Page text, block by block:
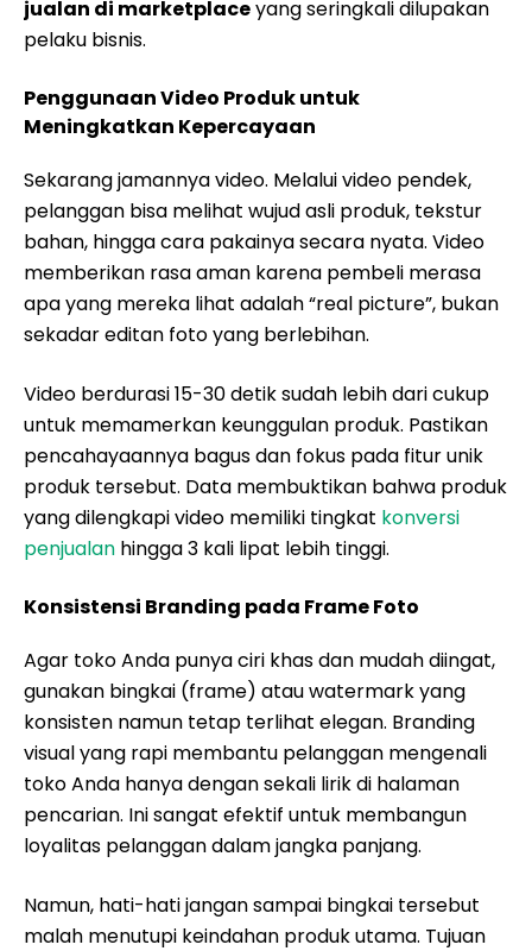
jualan di marketplaceyang seringkali dilupakan
pelaku bisnis.
Penggunaan Video Produk untuk
Meningkatkan Kepercayaan
Sekarang jamannya video. Melalui video pendek,
pelanggan bisa melihat wujud asli produk, tekstur
bahan, hingga cara pakainya secara nyata. Video
memberikan rasa aman karena pembeli merasa
apa yang mereka lihat adalah “real picture”, bukan
sekadar editan foto yang berlebihan.
Video berdurasi 15-30 detik sudah lebih dari cukup
untuk memamerkan keunggulan produk. Pastikan
pencahayaannya bagus dan fokus pada fitur unik
produk tersebut. Data membuktikan bahwa produk
yang dilengkapi video memiliki tingkat konversi
penjualan hingga 3 kali lipat lebih tinggi.
Konsistensi Branding pada Frame Foto
Agar toko Anda punya ciri khas dan mudah diingat,
gunakan bingkai (frame) atau watermark yang
konsisten namun tetap terlihat elegan. Branding
visual yang rapi membantu pelanggan mengenali
toko Anda hanya dengan sekali lirik di halaman
pencarian. Ini sangat efektif untuk membangun
loyalitas pelanggan dalam jangka panjang.
Namun, hati-hati jangan sampai bingkai tersebut
malah menutupi keindahan produk utama. Tujuan